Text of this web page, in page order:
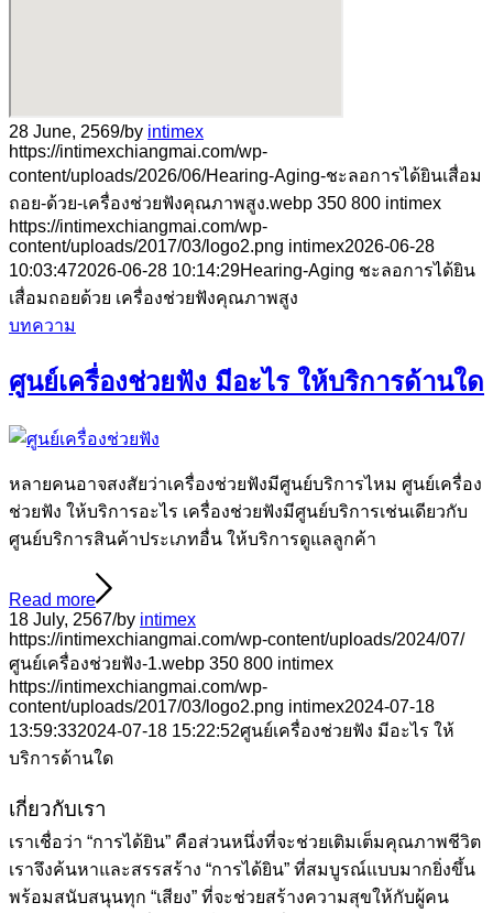
28 June, 2569/by intimex
https://intimexchiangmai.com/wp-
content/uploads/2026/06/Hearing-Aging-ชะลอการได้ยินเสื่อม
ถอย-ด้วย-เครื่องช่วยฟังคุณภาพสูง.webp 350 800 intimex
https://intimexchiangmai.com/wp-
content/uploads/2017/03/logo2.png intimex2026-06-28
10:03:472026-06-28 10:14:29Hearing-Aging ชะลอการได้ยิน
เสื่อมถอยด้วย เครื่องช่วยฟังคุณภาพสูง
บทความ
ศูนย์เครื่องช่วยฟัง มีอะไร ให้บริการด้านใด
หลายคนอาจสงสัยว่าเครื่องช่วยฟังมีศูนย์บริการไหม ศูนย์เครื่อง
ช่วยฟัง ให้บริการอะไร เครื่องช่วยฟังมีศูนย์บริการเช่นเดียวกับ
ศูนย์บริการสินค้าประเภทอื่น ให้บริการดูแลลูกค้า
Read more
18 July, 2567/by intimex
https://intimexchiangmai.com/wp-content/uploads/2024/07/
ศูนย์เครื่องช่วยฟัง-1.webp 350 800 intimex
https://intimexchiangmai.com/wp-
content/uploads/2017/03/logo2.png intimex2024-07-18
13:59:332024-07-18 15:22:52ศูนย์เครื่องช่วยฟัง มีอะไร ให้
บริการด้านใด
เกี่ยวกับเรา
เราเชื่อว่า “การได้ยิน” คือส่วนหนึ่งที่จะช่วยเติมเต็มคุณภาพชีวิต
เราจึงค้นหาและสรรสร้าง “การได้ยิน” ที่สมบูรณ์แบบมากยิ่งขึ้น
พร้อมสนับสนุนทุก “เสียง” ที่จะช่วยสร้างความสุขให้กับผู้คน